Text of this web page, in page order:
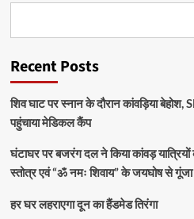
Recent Posts
शिव घाट पर स्नान के दौरान कांवड़िया
पहुंचाया मेडिकल कैंप
घंटाघर पर बजरंग दल ने किया कांवड़ यात्रियों
स्तोत्र एवं “ॐ नमः शिवाय” के जयघोष से गूंजा
हर घर लहराएगा दून का हैंडमेड तिरंगा